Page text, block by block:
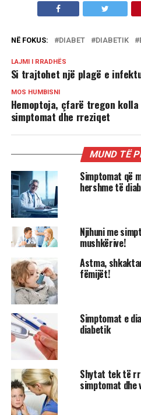
NË FOKUS: DIABET DIABETIK
LAJMI I RRADHËS
Si trajtohet një plagë e
MOS HUMBISNI
Hemoptoja, çfarë tregon
simptomat dhe rreziqet
MUND TË
Simptomat që
hershme të
Njihuni me
mushkërive!
Astma,
fëmijët!
Simptomat e
diabetik
Shytat tek të
simptomat dhe